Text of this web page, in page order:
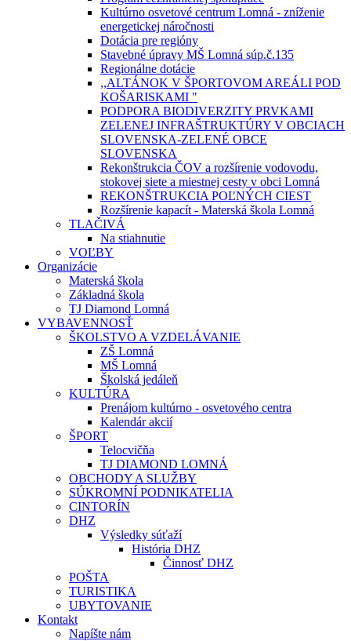
Kultúrno osvetové centrum Lomná - zníženie
energetickej náročnosti
Dotácia pre regióny
Stavebné úpravy MŠ Lomná súp.č.135
Regionálne dotácie
,,ALTÁNOK V ŠPORTOVOM AREÁLI POD
KOŠARISKAMI "
PODPORA BIODIVERZITY PRVKAMI
ZELENEJ INFRAŠTRUKTÚRY V OBCIACH
SLOVENSKA-ZELENÉ OBCE
SLOVENSKA
Rekonštrukcia ČOV a rozšírenie vodovodu,
stokovej siete a miestnej cesty v obci Lomná
REKONŠTRUKCIA POĽNÝCH CIEST
Rozšírenie kapacít - Materská škola Lomná
TLAČIVÁ
Na stiahnutie
VOĽBY
Organizácie
Materská škola
Základná škola
TJ Diamond Lomná
VYBAVENNOSŤ
ŠKOLSTVO A VZDELÁVANIE
ZŠ Lomná
MŠ Lomná
Školská jedáleň
KULTÚRA
Prenájom kultúrno - osvetového centra
Kalendár akcií
ŠPORT
Telocvičňa
TJ DIAMOND LOMNÁ
OBCHODY A SLUŽBY
SÚKROMNÍ PODNIKATELIA
CINTORÍN
DHZ
Výsledky súťaží
História DHZ
Činnosť DHZ
POŠTA
TURISTIKA
UBYTOVANIE
Kontakt
Napíšte nám